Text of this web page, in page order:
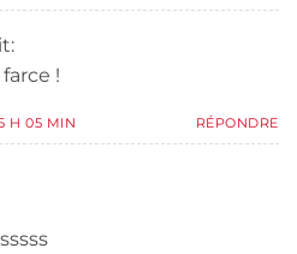
!
H 05 MIN RÉPONDRE